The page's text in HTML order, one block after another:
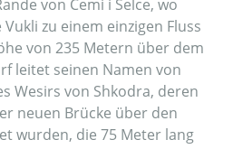
von Cemi i Selce, wo
zu einem einzigen Fluss
von 235 Metern über dem
leitet seinen Namen von
Wesirs von Shkodra, deren
neuen Brücke über den
wurden, die 75 Meter lang